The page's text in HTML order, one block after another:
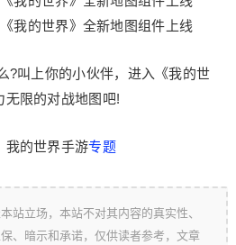
上你的小伙伴，进入《我的世
无限的对战地图吧!
我的世界手游专题
站立场，本站不对其内容的真实性、
、暗示和承诺，仅供读者参考，文章